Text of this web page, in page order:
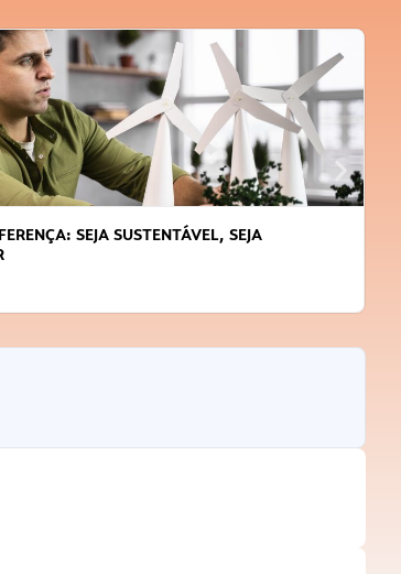
APRENDA A GERENCIAR O SEU TEMPO